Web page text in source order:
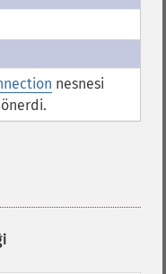
nesnesi